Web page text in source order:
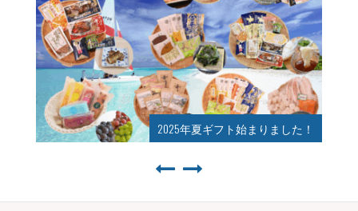
2025年夏ギフト始まりました！